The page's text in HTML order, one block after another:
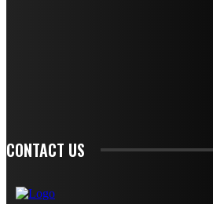
CONTACT US